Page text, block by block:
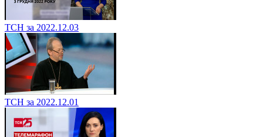
ТСН за 2022.12.03
ТСН за 2022.12.01